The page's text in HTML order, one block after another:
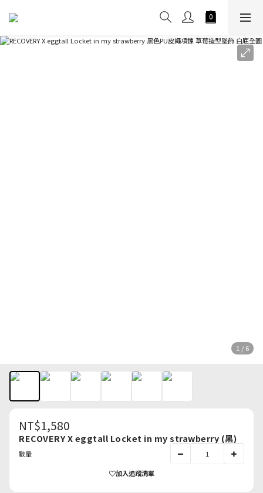
1 / 6
NT$1,580
RECOVERY X eggtall Locket in my strawberry (黑)
數量
加入追蹤清單